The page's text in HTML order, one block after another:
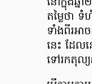
តម្លៃថា ទំ
ទាំងពីរអា
នេះ ដែល
ទៅរកតុល្